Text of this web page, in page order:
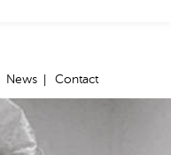
News Contact